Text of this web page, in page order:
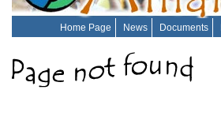
Home Page News Documents